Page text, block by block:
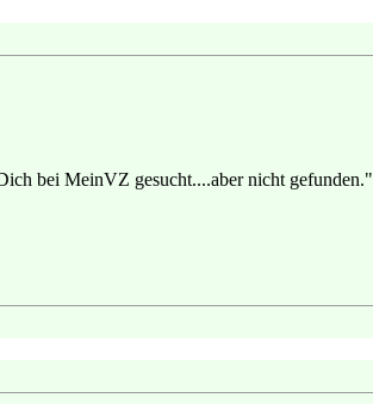
bei MeinVZ gesucht....aber nicht gefunden."